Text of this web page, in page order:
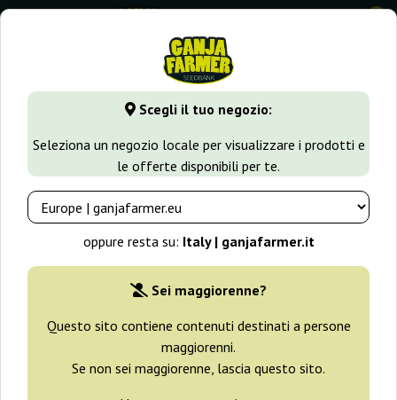
Scegli il tuo negozio:
Seleziona un negozio locale per visualizzare i prodotti e
le offerte disponibili per te.
oppure resta su: Italy | ganjafarmer.it
Sei maggiorenne?
Questo sito contiene contenuti destinati a persone
maggiorenni.
Se non sei maggiorenne, lascia questo sito.
0
GanjaFarmer.it Varietà di Cannabis Kush Gordo Master